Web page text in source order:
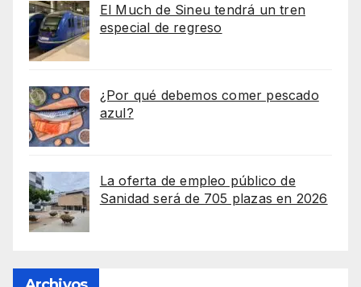
El Much de Sineu tendrá un tren
especial de regreso
¿Por qué debemos comer pescado
azul?
La oferta de empleo público de
Sanidad será de 705 plazas en 2026